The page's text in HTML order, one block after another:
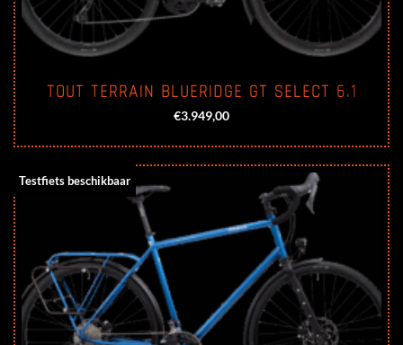
TOUT TERRAIN BLUERIDGE GT SELECT 6.1
€3.949,00
Testfiets beschikbaar